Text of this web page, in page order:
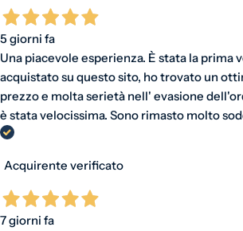
5 giorni fa
Una piacevole esperienza. È stata la prima
acquistato su questo sito, ho trovato un
prezzo e molta serietà nell' evasione
è stata velocissima. Sono rimasto molto
Acquirente verificato
7 giorni fa